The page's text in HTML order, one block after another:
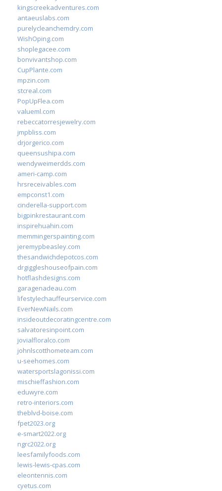
kingscreekadventures.com
antaeuslabs.com
purelycleanchemdry.com
WishOping.com
shoplegacee.com
bonvivantshop.com
CupPlante.com
mpzin.com
stcreal.com
PopUpFlea.com
valueml.com
rebeccatorresjewelry.com
jmpbliss.com
drjorgerico.com
queensushipa.com
wendyweimerdds.com
ameri-camp.com
hrsreceivables.com
empconst1.com
cinderella-support.com
bigpinkrestaurant.com
inspirehuahin.com
memmingerspainting.com
jeremypbeasley.com
thesandwichdepotcos.com
drgiggleshouseofpain.com
hotflashdesigns.com
garagenadeau.com
lifestylechauffeurservice.com
EverNewNails.com
insideoutdecoratingcentre.com
salvatoresinpoint.com
jovialfloralco.com
johnlscotthometeam.com
u-seehomes.com
watersportslagonissi.com
mischieffashion.com
eduwyre.com
retro-interiors.com
theblvd-boise.com
fpet2023.org
e-smart2022.org
ngrc2022.org
leesfamilyfoods.com
lewis-lewis-cpas.com
eleontennis.com
cyetus.com